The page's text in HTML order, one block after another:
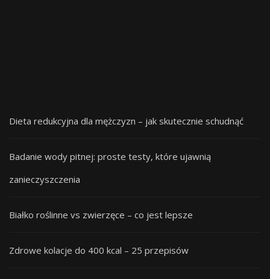
Dieta redukcyjna dla mężczyzn – jak skutecznie schudnąć
Badanie wody pitnej: proste testy, które ujawnią
zanieczyszczenia
Białko roślinne vs zwierzęce – co jest lepsze
Zdrowe kolacje do 400 kcal – 25 przepisów